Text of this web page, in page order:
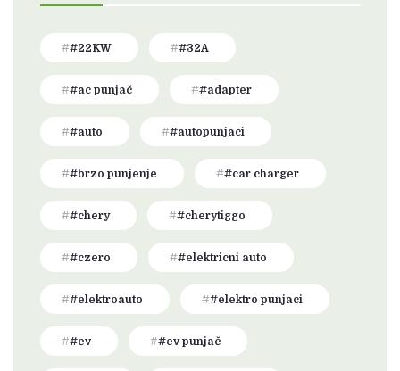
#22KW #32A
#ac punjač #adapter
#auto #autopunjaci
#brzo punjenje #car charger
#chery #cherytiggo
#czero #elektricni auto
#elektroauto #elektro punjaci
#ev #ev punjač